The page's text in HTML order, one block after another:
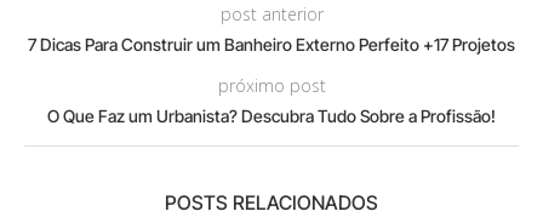
post anterior
7 Dicas Para Construir um Banheiro Externo Perfeito +17 Projetos
próximo post
O Que Faz um Urbanista? Descubra Tudo Sobre a Profissão!
POSTS RELACIONADOS